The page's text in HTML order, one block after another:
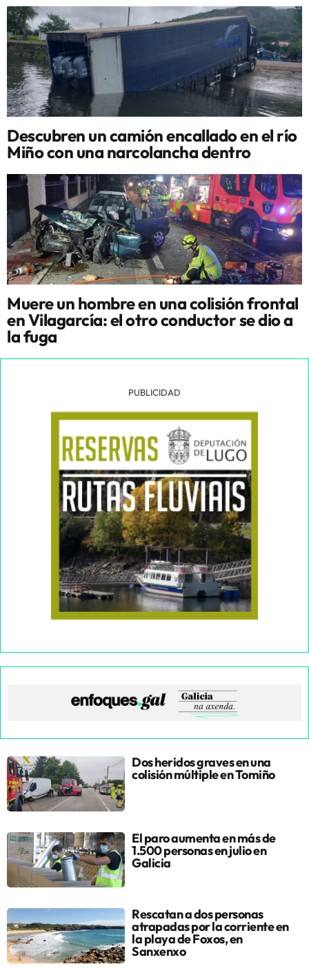
Descubren un camión encallado en el río
Miño con una narcolancha dentro
Muere un hombre en una colisión frontal
en Vilagarcía: el otro conductor se dio a
la fuga
PUBLICIDAD
Dos heridos graves en una
colisión múltiple en Tomiño
El paro aumenta en más de
1.500 personas en julio en
Galicia
Rescatan a dos personas
atrapadas por la corriente en
la playa de Foxos, en
Sanxenxo